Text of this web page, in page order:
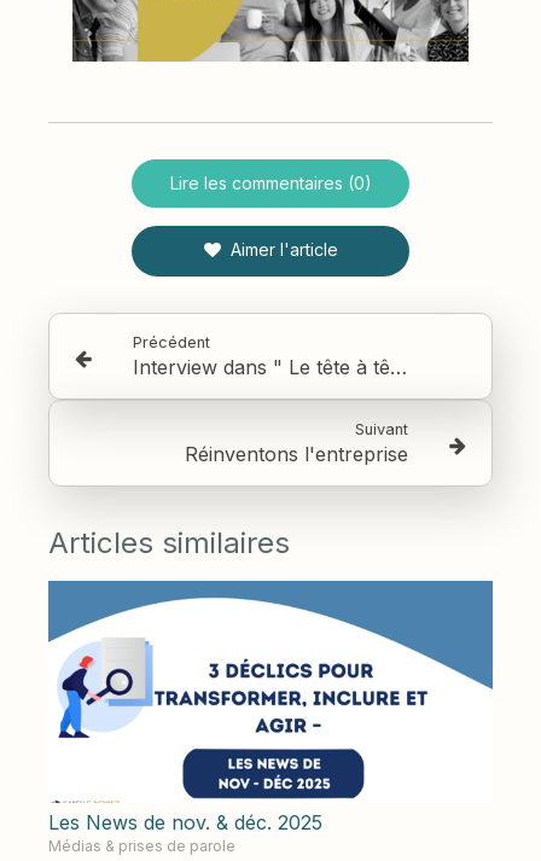
Lire les commentaires (0)
Aimer l'article
Précédent
Interview dans " Le tête à tête QVT "
Suivant
Réinventons l'entreprise
Articles similaires
Les News de nov. & déc. 2025
Médias & prises de parole